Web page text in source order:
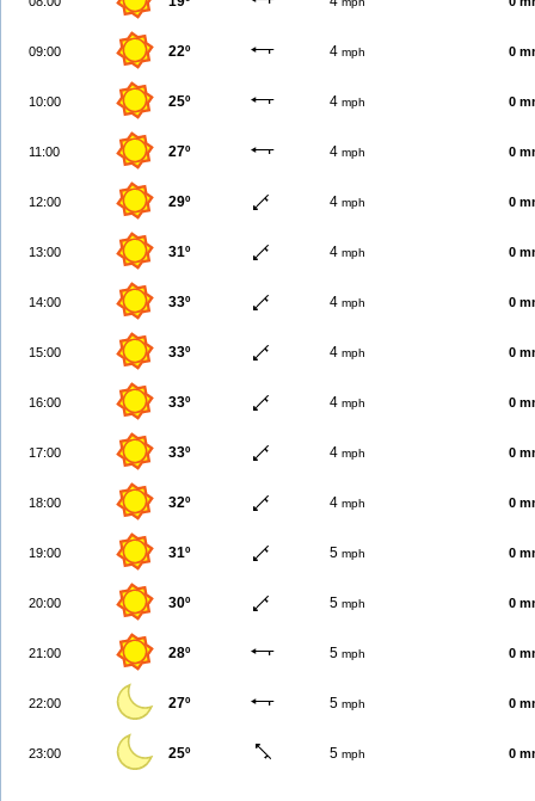
09:00 22º 4 mph 0
10:00 25º 4 mph 0
11:00 27º 4 mph 0
12:00 29º 4 mph 0
13:00 31º 4 mph 0
14:00 33º 4 mph 0
15:00 33º 4 mph 0
16:00 33º 4 mph 0
17:00 33º 4 mph 0
18:00 32º 4 mph 0
19:00 31º 5 mph 0
20:00 30º 5 mph 0
21:00 28º 5 mph 0
22:00 27º 5 mph 0
23:00 25º 5 mph 0